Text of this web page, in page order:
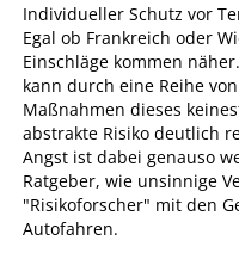
Individueller Schutz vor
Egal ob Frankreich oder
Einschläge kommen
kann durch eine Reihe
Maßnahmen dieses
abstrakte Risiko deutlich
Angst ist dabei genauso
Ratgeber, wie unsinnige
"Risikoforscher" mit den
Autofahren.